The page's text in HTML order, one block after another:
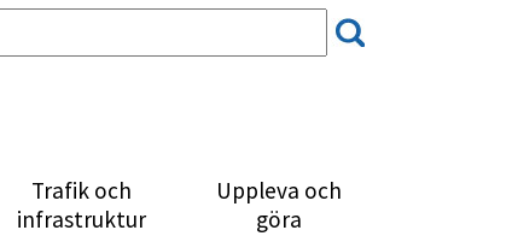
Trafik och
infrastruktur
Uppleva och
göra